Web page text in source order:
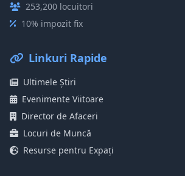
253,200 locuitori
10% impozit fix
Linkuri Rapide
Ultimele Știri
Evenimente Viitoare
Director de Afaceri
Locuri de Muncă
Resurse pentru Expați